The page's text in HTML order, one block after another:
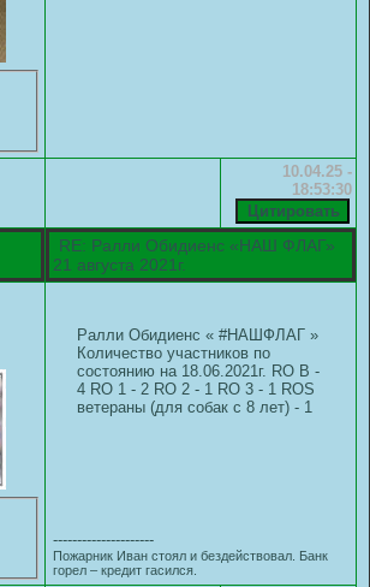
10.04.25 -
18:53:30
RE: Ралли Обидиенс «НАШ ФЛАГ»
21 августа 2021г.
Ралли Обидиенс « #НАШФЛАГ »
Количество участников по
состоянию на 18.06.2021г. RO B -
4 RO 1 - 2 RO 2 - 1 RO 3 - 1 ROS
ветераны (для собак с 8 лет) - 1
---------------------
Пожарник Иван стоял и бездействовал. Банк
горел – кредит гасился.